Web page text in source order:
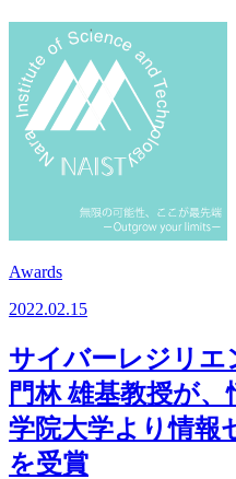
Awards
2022.02.15
サイバーレジリエ
門林 雄基教授が
学院大学より情報
を受賞